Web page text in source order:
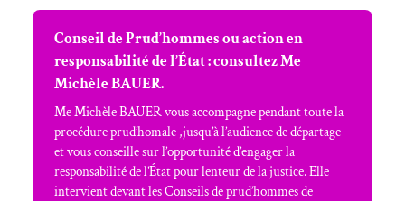
Conseil de Prud’hommes ou action en
responsabilité de l’État : consultez Me
Michèle BAUER.
Me Michèle BAUER vous accompagne pendant toute la
procédure prud’homale ,jusqu’à l’audience de départage
et vous conseille sur l’opportunité d’engager la
responsabilité de l’État pour lenteur de la justice. Elle
intervient devant les Conseils de prud’hommes de